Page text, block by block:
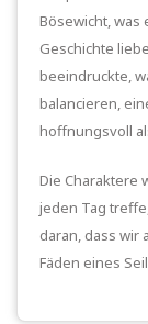
Bösewicht, was
Geschichte
beeindruckte,
balancieren,
hoffnungsvoll
Die Charaktere
jeden Tag
daran, dass wir
Fäden eines